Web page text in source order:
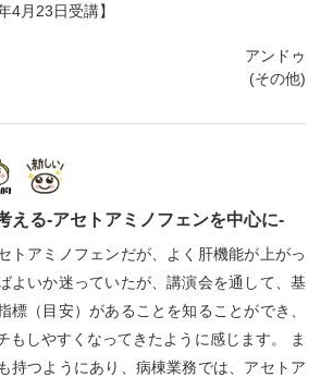
4月23日受講】
アンドゥ
(その他)
える‐アセトアミノフェンを中心に‐
トアミノフェンだが、よく肝機能が上がっ
よいか迷っていたが、講演会を通して、基
標（目安）があることを知ることができ、
もしやすくなってきたように感じます。 ま
持つようにあり、病棟業務では、アセトア